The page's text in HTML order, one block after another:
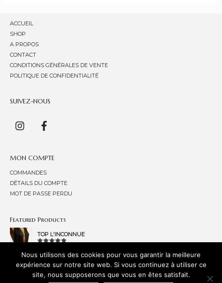
ACCUEIL
SHOP
A PROPOS
CONTACT
CONDITIONS GÉNÉRALES DE VENTE
POLITIQUE DE CONFIDENTIALITÉ
SUIVEZ-NOUS
MON COMPTE
COMMANDES
DÉTAILS DU COMPTE
MOT DE PASSE PERDU
Featured Products
TOP L'INCONNUE
0
SUR
5
VESTE LAPSANA
NOTE
145,00€
Nous utilisons des cookies pour vous garantir la meilleure
expérience sur notre site web. Si vous continuez à utiliser ce
site, nous supposerons que vous en êtes satisfait.